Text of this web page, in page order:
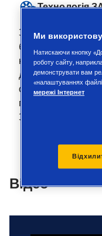
Технологія
За даної
боковини, біля
конструкцію, яка
дорожніх
особливе
працюють у
Зупинився-і-рушив).
Відео
Ми
Натискаючи кнопку
роботу сайту,
демонструвати вам
«налаштуваннях
мережі Інтернет